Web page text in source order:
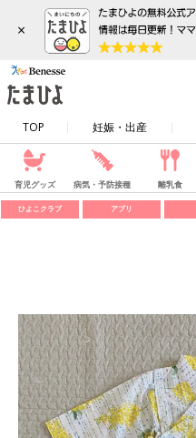
×
TOP 妊娠・出産
育児グッズ 病気・予防接種 離乳食
ひよこクラブ アプリ